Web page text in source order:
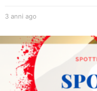
3 anni ago
n
n
i